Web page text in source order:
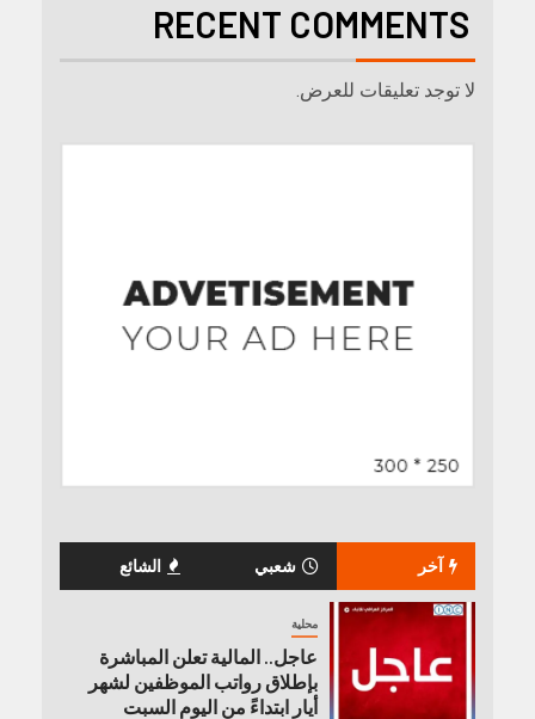
RECENT COMMENTS
لا توجد تعليقات للعرض.
آخر شعبي الشائع
محلية
عاجل.. المالية تعلن المباشرة
بإطلاق رواتب ‏الموظفين لشهر
أيار ابتداءً من اليوم السبت